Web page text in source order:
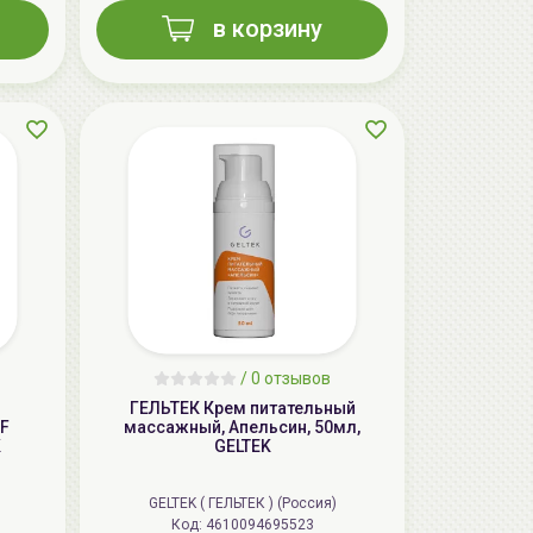
в корзину
/0 отзывов
ГЕЛЬТЕК Крем питательный
массажный, Апельсин, 50мл,
GELTEK
GELTEK ( ГЕЛЬТЕК ) (Россия)
Код: 4610094695523